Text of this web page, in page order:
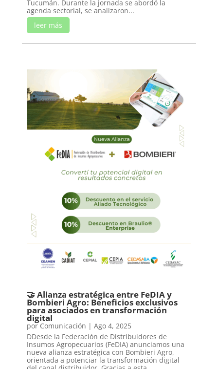
Tucumán. Durante la jornada se abordó la
agenda sectorial, se analizaron...
leer más
🤝 Alianza estratégica entre FeDIA y
Bombieri Agro: Beneficios exclusivos
para asociados en transformación
digital
por Comunicación | Ago 4, 2025
DDesde la Federación de Distribuidores de
Insumos Agropecuarios (FeDIA) anunciamos una
nueva alianza estratégica con Bombieri Agro,
orientada a potenciar la transformación digital